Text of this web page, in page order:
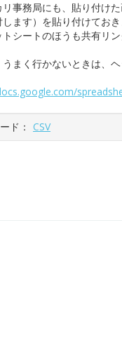
リ事務局にも、貼り付け
ます）を貼り付けてお
トシートのほうも共有リ
うまく行かないときは、
ド： CSV